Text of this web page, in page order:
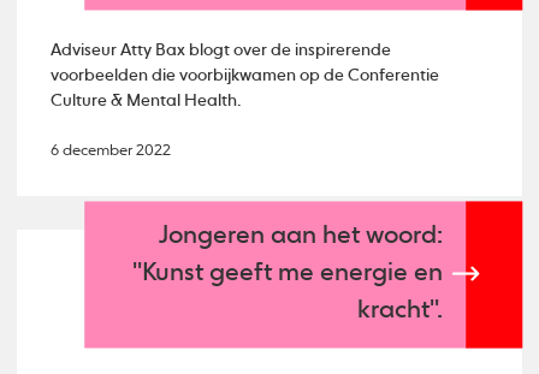
Adviseur Atty Bax blogt over de inspirerende
voorbeelden die voorbijkwamen op de Conferentie
Culture & Mental Health.
6 december 2022
Jongeren aan het woord:
''Kunst geeft me energie en
kracht''.